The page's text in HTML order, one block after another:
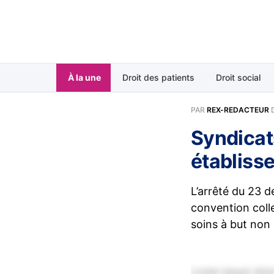
À la une Droit des patients Droit social
PAR REX-REDACTEUR
L’arrêté du 23
convention
soins à but non
Lorem ipsum